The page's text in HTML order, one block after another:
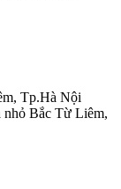
Tp.Hà Nội
nhỏ Bắc Từ Liêm,